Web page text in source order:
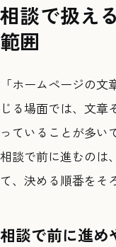
相談で扱え
範囲
「ホームページの
じる場面では、文章
っていることが多い
相談で前に進むのは
て、決める順番をそ
相談で前に進め